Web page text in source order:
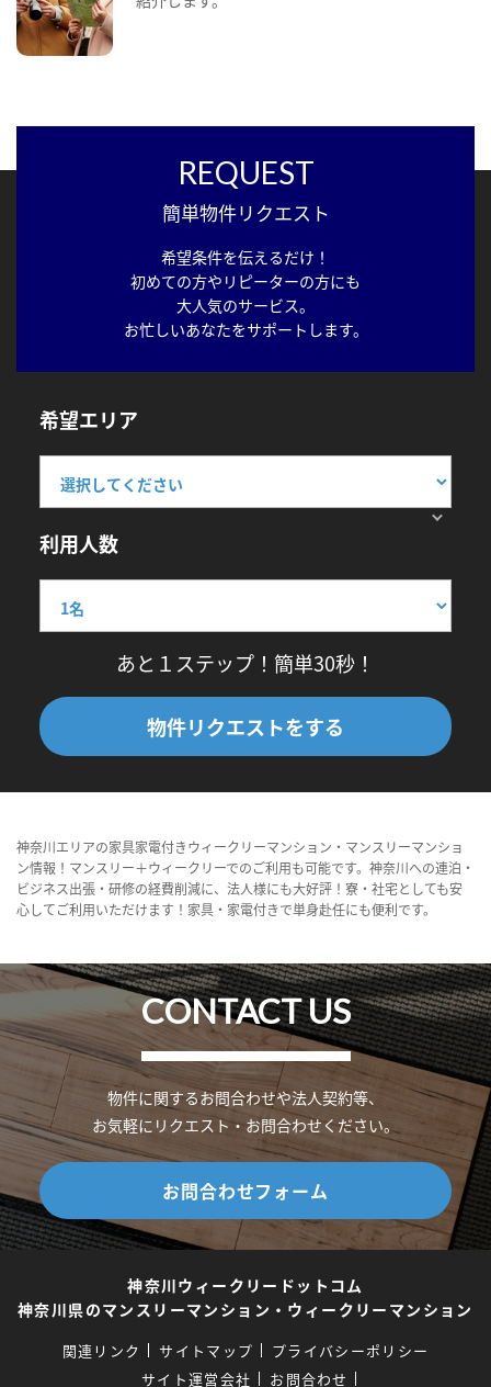
REQUEST
簡単物件リクエスト
希望条件を伝えるだけ！
初めての方やリピーターの方にも
大人気のサービス。
お忙しいあなたをサポートします。
希望エリア
利用人数
あと１ステップ！簡単30秒！
物件リクエストをする
神奈川エリアの家具家電付きウィークリーマンション・マンスリーマンショ
ン情報！マンスリー＋ウィークリーでのご利用も可能です。神奈川への連泊・
ビジネス出張・研修の経費削減に、法人様にも大好評！寮・社宅としても安
心してご利用いただけます！家具・家電付きで単身赴任にも便利です。
CONTACT US
物件に関するお問合わせや法人契約等、
お気軽にリクエスト・お問合わせください。
お問合わせフォーム
神奈川ウィークリードットコム
神奈川県のマンスリーマンション・ウィークリーマンション
関連リンク サイトマップ
プライバシーポリシー
サイト運営会社
お問合わせ